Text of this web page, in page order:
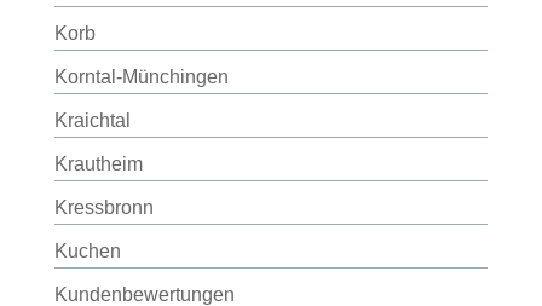
Korb
Korntal-Münchingen
Kraichtal
Krautheim
Kressbronn
Kuchen
Kundenbewertungen